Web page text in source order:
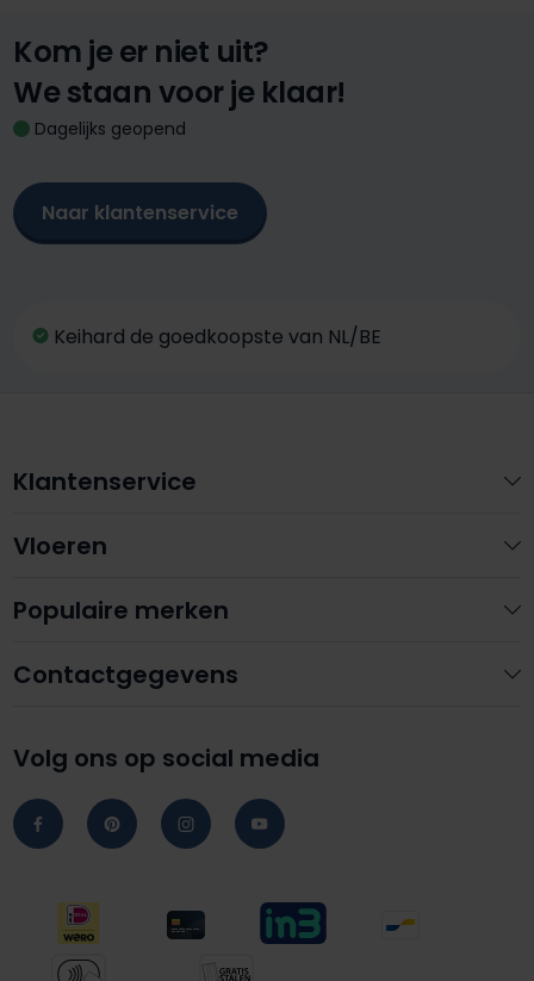
Kom je er niet uit?
We staan voor je klaar!
Dagelijks geopend
Naar klantenservice
Keihard de goedkoopste van NL/BE
Contactgegevens
Volg ons op social media
Klantenservice
Vloeren
Populaire merken